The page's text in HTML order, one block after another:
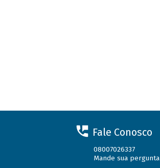
Fale Conosco
08007026337
Mande sua pergunta